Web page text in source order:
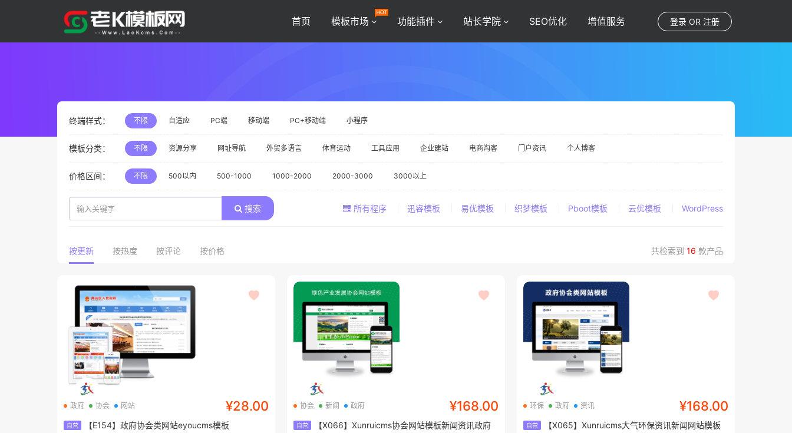
登录 OR 注册
首页 模板市场 功能插件 站长学院 SEO优化 增值服务
终端样式： 不限 自适应 PC端 移动端 PC+移动端 小程序
模板分类： 不限 资源分享 网址导航 外贸多语言 体育运动 工具应用 企业建站 电商淘客 门户资讯 个人博客
价格区间： 不限 500以内 500-1000 1000-2000 2000-3000 3000以上
所有程序 迅睿模板 易优模板 织梦模板 Pboot模板 云优模板 WordPress
搜索
共检索到 16 款产品
按更新 按热度 按评论 按价格
¥28.00
政府 协会 网站
自营 【E154】政府协会类网站eyoucms模板
¥168.00
协会 新闻 政府
自营
【X066】Xunruicms协会网站模板新闻资讯政府
¥168.00
环保 政府 资讯
自营
【X065】Xunruicms大气环保资讯新闻网站模板